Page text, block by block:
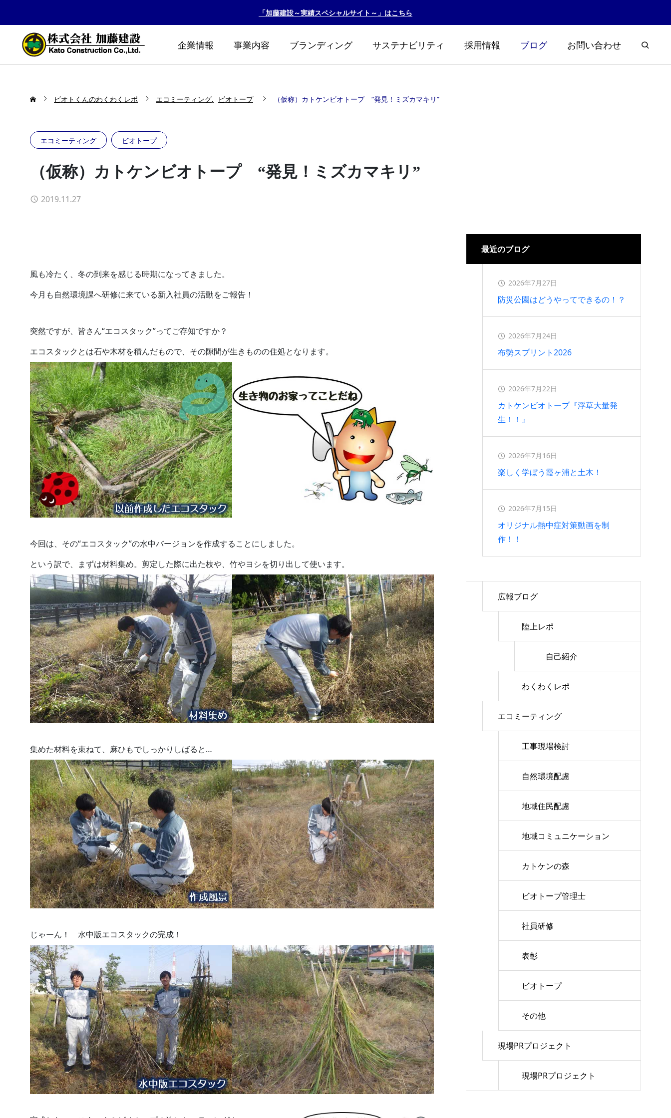
「加藤建設～実績スペシャルサイト～」はこちら
企業情報 事業内容 ブランディング サステナビリティ 採用情報 ブログ お問い合わせ
防災公園はどうやってできる
ビオトくんのわくわくレポ エコミーティング ビオトープ （仮称）カトケンビオトープ “発見！ミズカマキリ”
エコミーティング ビオトープ
（仮称）カトケンビオトープ “発見！ミズカマキリ”
2019.11.27
風も冷たく、冬の到来を感じる時期になってきました。
今月も自然環境課へ研修に来ている新入社員の活動をご報告！
突然ですが、皆さん“エコスタック”ってご存知ですか？
エコスタックとは石や木材を積んだもので、その隙間が生きものの住処となります。
今回は、その“エコスタック”の水中バージョンを作成することにしました。
という訳で、まずは材料集め。剪定した際に出た枝や、竹やヨシを切り出して使います。
集めた材料を束ねて、麻ひもでしっかりしばると…
じゃーん！ 水中版エコスタックの完成！
最近のブログ
防災公園はどうやってできるの！？
2026年7月27日
布勢スプリント2026
2026年7月24日
カトケンビオトープ『浮草大量発
生！！』
2026年7月22日
楽しく学ぼう霞ヶ浦と土木！
2026年7月16日
オリジナル熱中症対策動画を制
作！！
2026年7月15日
広報ブログ
陸上レポ
自己紹介
わくわくレポ
エコミーティング
工事現場検討
自然環境配慮
地域住民配慮
地域コミュニケーション
カトケンの森
ビオトープ管理士
社員研修
表彰
ビオトープ
その他
現場PRプロジェクト
現場PRプロジェクト